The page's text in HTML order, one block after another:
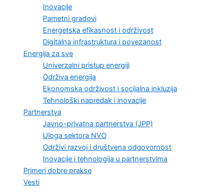
Inovacije
Pametni gradovi
Energetska efikasnost i održivost
Digitalna infrastruktura i povezanost
Energija za sve
Univerzalni pristup energiji
Održiva energija
Ekonomska održivost i socijalna inkluzija
Tehnološki napredak i inovacije
Partnerstva
Javno-privatna partnerstva (JPP)
Uloga sektora NVO
Održivi razvoj i društvena odgovornost
Inovacije i tehnologija u partnerstvima
Primeri dobre prakse
Vesti